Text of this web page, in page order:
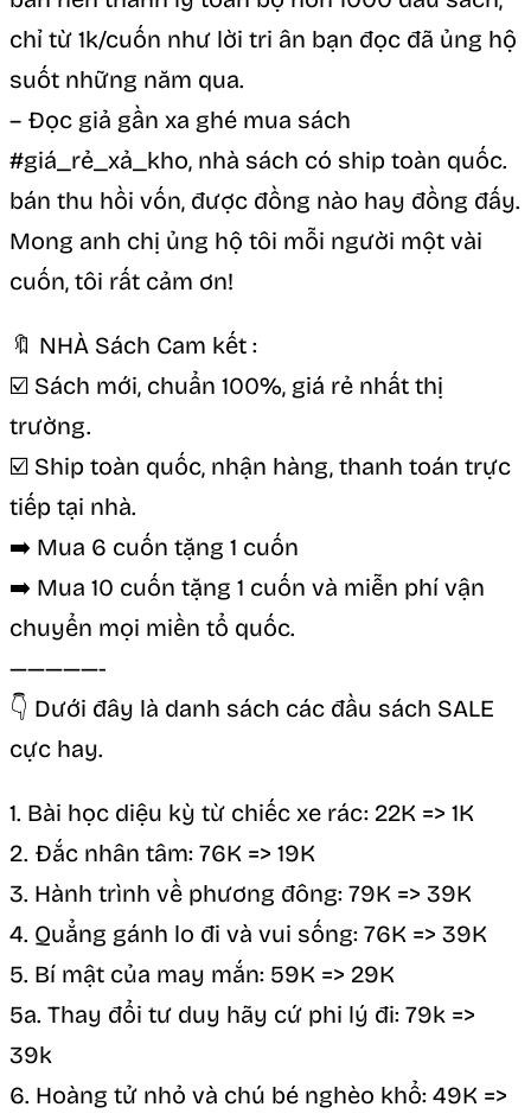
chỉ từ 1k/cuốn như lời tri ân bạn đọc đã ủng hộ
suốt những năm qua.
– Đọc giả gần xa ghé mua sách
#giá_rẻ_xả_kho, nhà sách có ship toàn quốc.
bán thu hồi vốn, được đồng nào hay đồng đấy.
Mong anh chị ủng hộ tôi mỗi người một vài
cuốn, tôi rất cảm ơn!
🔖 NHÀ Sách Cam kết :
☑️ Sách mới, chuẩn 100%, giá rẻ nhất thị
trường.
☑️ Ship toàn quốc, nhận hàng, thanh toán trực
tiếp tại nhà.
➡️ Mua 6 cuốn tặng 1 cuốn
➡️ Mua 10 cuốn tặng 1 cuốn và miễn phí vận
chuyển mọi miền tổ quốc.
—————-
👇 Dưới đây là danh sách các đầu sách SALE
cực hay.
1. Bài học diệu kỳ từ chiếc xe rác: 22K => 1K
2. Đắc nhân tâm: 76K => 19K
3. Hành trình về phương đông: 79K => 39K
4. Quẳng gánh lo đi và vui sống: 76K => 39K
5. Bí mật của may mắn: 59K => 29K
5a. Thay đổi tư duy hãy cứ phi lý đi: 79k =>
39k
6. Hoàng tử nhỏ và chú bé nghèo khổ: 49K =>